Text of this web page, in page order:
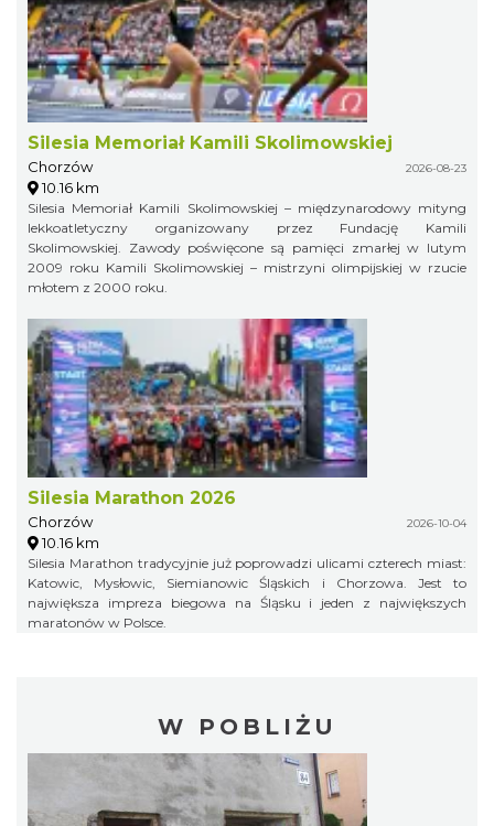
Silesia Memoriał Kamili Skolimowskiej
Chorzów 2026-08-23
10.16 km
Silesia Memoriał Kamili Skolimowskiej – międzynarodowy mityng
lekkoatletyczny organizowany przez Fundację Kamili
Skolimowskiej. Zawody poświęcone są pamięci zmarłej w lutym
2009 roku Kamili Skolimowskiej – mistrzyni olimpijskiej w rzucie
młotem z 2000 roku.
Silesia Marathon 2026
Chorzów 2026-10-04
10.16 km
Silesia Marathon tradycyjnie już poprowadzi ulicami czterech miast:
Katowic, Mysłowic, Siemianowic Śląskich i Chorzowa. Jest to
największa impreza biegowa na Śląsku i jeden z największych
maratonów w Polsce.
W POBLIŻU